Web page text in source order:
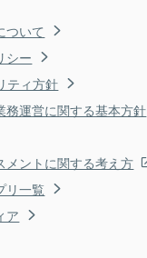
ついて
シー
ティ方針
務運営に関する基本方針
メントに関する考え方
リ一覧
ア